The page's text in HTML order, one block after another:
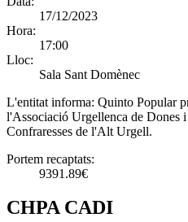
17/12/2023
Hora:
17:00
Lloc:
Sala Sant Domènec
L'entitat informa: Quinto Popular
l'Associació Urgellenca de Dones
Confraresses de l'Alt Urgell.
Portem recaptats:
9391.89€
CHPA CADI